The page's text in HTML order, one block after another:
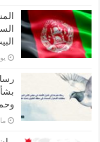
مايو